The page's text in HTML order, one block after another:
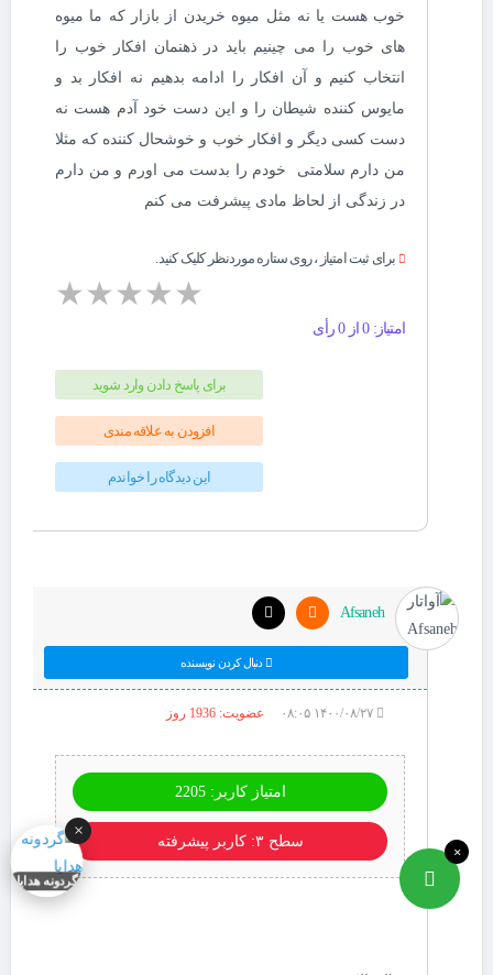
خوب هست یا نه مثل میوه خریدن از بازار که ما میوه
های خوب را می چینیم باید در ذهنمان افکار خوب را
انتخاب کنیم و آن افکار را ادامه بدهیم نه افکار بد و
مایوس کننده شیطان را و این دست خود آدم هست نه
دست کسی دیگر و افکار خوب و خوشحال کننده که مثلا
من دارم سلامتی خودم را بدست می اورم و من دارم
در زندگی از لحاظ مادی پیشرفت می کنم
برای ثبت امتیاز ، روی ستاره موردنظر کلیک کنید.
★★★★★
امتیاز: 0 از 0 رأی
برای پاسخ دادن وارد شوید
افزودن به علاقه مندی
این دیدگاه را خواندم
Afsaneh
دنبال کردن نویسنده
عضویت: 1936 روز
امتیاز کاربر: 2205
سطح ۳: کاربر پیشرفته
×
×
گردونه هدایا